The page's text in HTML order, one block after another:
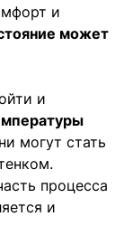
и
может
и
могут стать
процесса
и